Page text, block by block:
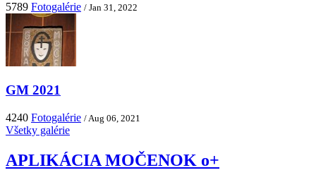
5789 Fotogalérie / Jan 31, 2022
GM 2021
4240 Fotogalérie / Aug 06, 2021
Všetky galérie
APLIKÁCIA MOČENOK o+